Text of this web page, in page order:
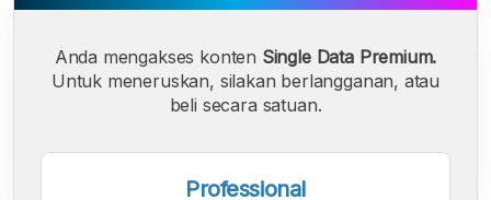
Anda mengakses konten Single Data Premium.
Untuk meneruskan, silakan berlangganan, atau
beli secara satuan.
Professional